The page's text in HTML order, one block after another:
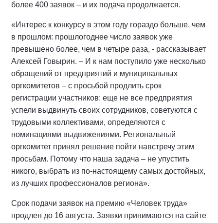
более 400 заявок – и их подача продолжается.
«Интерес к конкурсу в этом году гораздо больше, чем
в прошлом: прошлогоднее число заявок уже
превышено более, чем в четыре раза, - рассказывает
Алексей Говырин. – И к нам поступило уже несколько
обращений от предприятий и муниципальных
оргкомитетов – с просьбой продлить срок
регистрации участников: еще не все предприятия
успели выдвинуть своих сотрудников, советуются с
трудовыми коллективами, определяются с
номинациями выдвижениями. Региональный
оргкомитет принял решение пойти навстречу этим
просьбам. Потому что наша задача – не упустить
никого, выбрать из по-настоящему самых достойных,
из лучших профессионалов региона».
Срок подачи заявок на премию «Человек труда»
продлен до 16 августа. Заявки принимаются на сайте